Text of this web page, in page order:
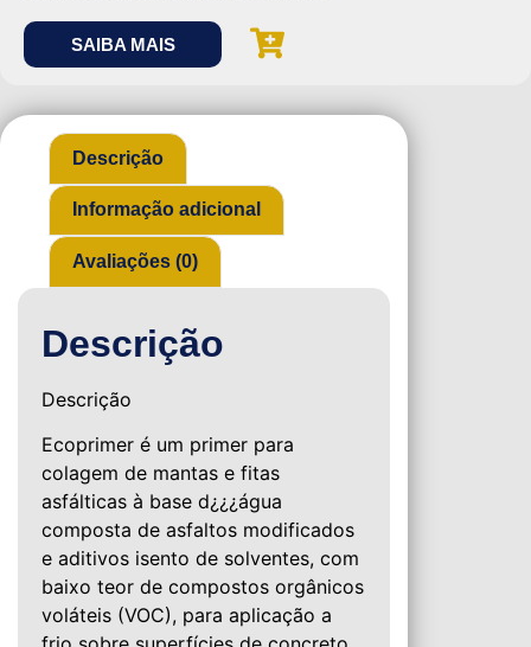
SAIBA MAIS
Descrição
Informação adicional
Avaliações (0)
Descrição
Descrição
Ecoprimer é um primer para
colagem de mantas e fitas
asfálticas à base d¿¿¿água
composta de asfaltos modificados
e aditivos isento de solventes, com
baixo teor de compostos orgânicos
voláteis (VOC), para aplicação a